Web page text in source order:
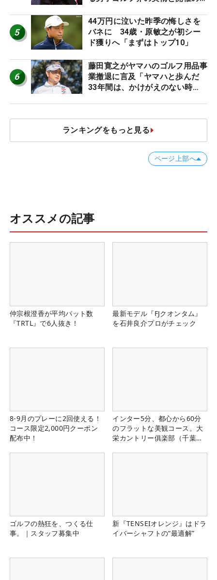
5
44万円に泣いた昨季の悔しさを
バネに 34歳・原敏之が初シー
ド獲りへ「まずはトップ10」
6
藤田寛之がヤマハのゴルフ用品事
業撤退に言及「ヤマハと歩んだ
33年間は、かけがえのない時
ランキングをもっと見る
ページ上部へ
オススメの記事
仲宗根澄香が平均パット数
『TRTL』で6人抜き！
最新モデル『FJクオンタム』
を石井良介プロがチェック
8-9月のプレーに2回使える！
コース限定2,000円クーポン
配布中！
インター5分、都心から60分
のフラットな美観コース。大
栄カントリー俱楽部（千葉
ゴルフの熱狂を、つくる仕
事。｜スタッフ募集中
新『TENSEIオレンジ』はドラ
イバーシャフトの“最適解”